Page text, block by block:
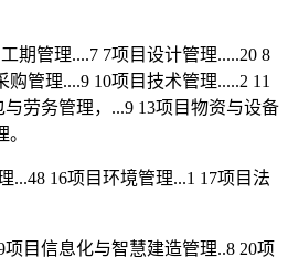
期管理....7 7项目设计管理.....20 8
管理....9 10项目技术管理.....2 11
劳务管理，...9 13项目物资与设备
...48 16项目环境管理...1 17项目法
项目信息化与智慧建造管理..8 20项